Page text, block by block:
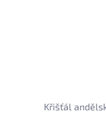
Křišťál